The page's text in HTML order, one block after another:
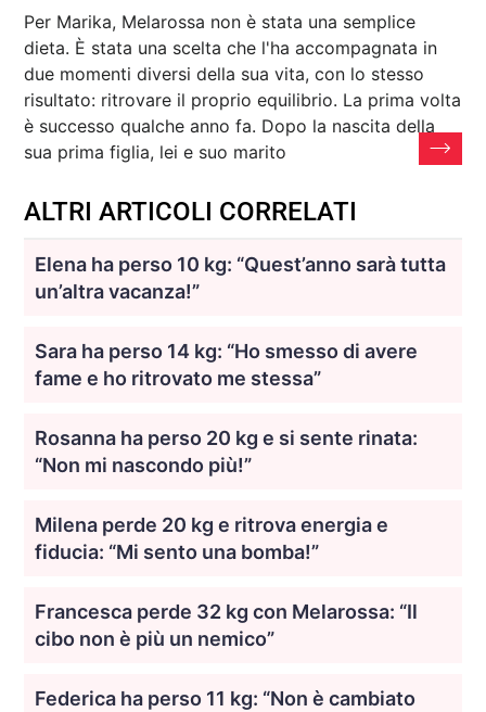
Per Marika, Melarossa non è stata una semplice
dieta. È stata una scelta che l'ha accompagnata in
due momenti diversi della sua vita, con lo stesso
risultato: ritrovare il proprio equilibrio. La prima volta
è successo qualche anno fa. Dopo la nascita della
sua prima figlia, lei e suo marito
ALTRI ARTICOLI CORRELATI
Elena ha perso 10 kg: “Quest’anno sarà tutta
un’altra vacanza!”
Sara ha perso 14 kg: “Ho smesso di avere
fame e ho ritrovato me stessa”
Rosanna ha perso 20 kg e si sente rinata:
“Non mi nascondo più!”
Milena perde 20 kg e ritrova energia e
fiducia: “Mi sento una bomba!”
Francesca perde 32 kg con Melarossa: “Il
cibo non è più un nemico”
Federica ha perso 11 kg: “Non è cambiato